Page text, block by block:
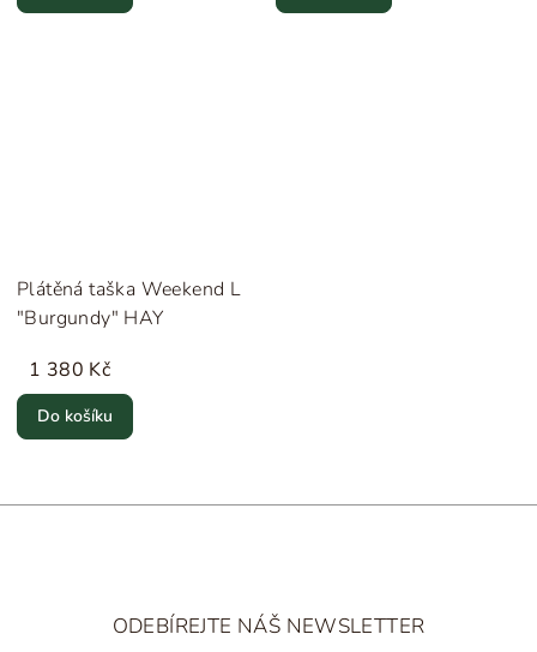
Plátěná taška Weekend L
"Burgundy" HAY
1 380 Kč
Do košíku
ODEBÍREJTE NÁŠ NEWSLETTER